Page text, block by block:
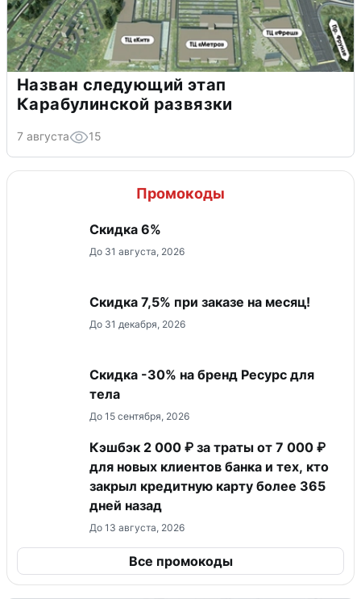
Назван следующий этап
Карабулинской развязки
7 августа 15
Промокоды
Скидка 6%
До 31 августа, 2026
Скидка 7,5% при заказе на месяц!
До 31 декабря, 2026
Скидка -30% на бренд Ресурс для
тела
До 15 сентября, 2026
Кэшбэк 2 000 ₽ за траты от 7 000 ₽
для новых клиентов банка и тех, кто
закрыл кредитную карту более 365
дней назад
До 13 августа, 2026
Все промокоды